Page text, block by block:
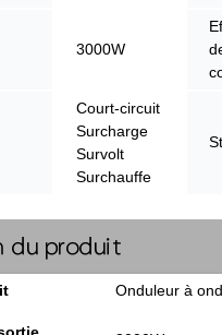
3000W
Court-circuit
Surcharge
Survolt
Surchauffe
du produit
Onduleur à